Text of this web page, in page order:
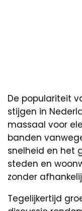
De populariteit
stijgen in
massaal voor
banden
snelheid en het
steden en
zonder
Tegelijkertijd